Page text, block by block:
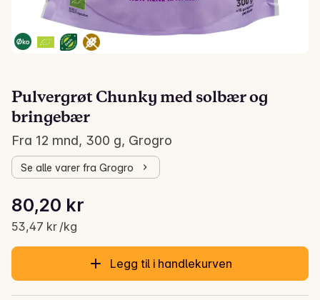
Pulvergrøt Chunky med solbær og
bringebær
Fra 12 mnd, 300 g, Grogro
Se alle varer fra Grogro
Gjeldende pris er: 80,20 kr
80,20 kr
53,47 kr /kg
Stykkpris: 53,47 kr /kg
Legg til i handlekurven